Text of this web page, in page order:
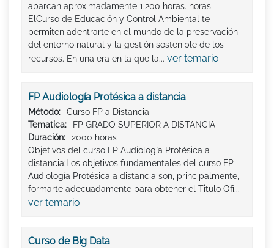
abarcan aproximadamente 1.200 horas. horas
ElCurso de Educación y Control Ambiental te
permiten adentrarte en el mundo de la preservación
del entorno natural y la gestión sostenible de los
recursos. En una era en la que la... ver temario
FP Audiología Protésica a distancia
Método:
Curso FP a Distancia
Tematica:
FP GRADO SUPERIOR A DISTANCIA
Duración:
2000 horas
Objetivos del curso FP Audiología Protésica a
distancia:Los objetivos fundamentales del curso FP
Audiología Protésica a distancia son, principalmente,
formarte adecuadamente para obtener el Titulo Ofi...
ver temario
Curso de Big Data